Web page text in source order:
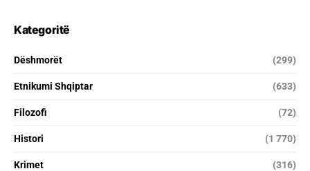
Kategoritë
Dëshmorët (299)
Etnikumi Shqiptar (633)
Filozofi (72)
Histori (1 770)
Krimet (316)